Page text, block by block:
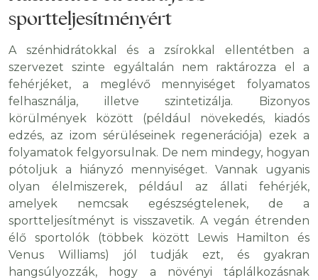
sportteljesítményért
A szénhidrátokkal és a zsírokkal ellentétben a
szervezet szinte egyáltalán nem raktározza el a
fehérjéket, a meglévő mennyiséget folyamatos
felhasználja, illetve szintetizálja. Bizonyos
körülmények között (például növekedés, kiadós
edzés, az izom sérüléseinek regenerációja) ezek a
folyamatok felgyorsulnak. De nem mindegy, hogyan
pótoljuk a hiányzó mennyiséget. Vannak ugyanis
olyan élelmiszerek, például az állati fehérjék,
amelyek nemcsak egészségtelenek, de a
sportteljesítményt is visszavetik. A vegán étrenden
élő sportolók (többek között Lewis Hamilton és
Venus Williams) jól tudják ezt, és gyakran
hangsúlyozzák, hogy a növényi táplálkozásnak